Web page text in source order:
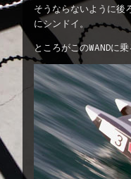
そうならないように後
にシンドイ。
ところがこのWANDに